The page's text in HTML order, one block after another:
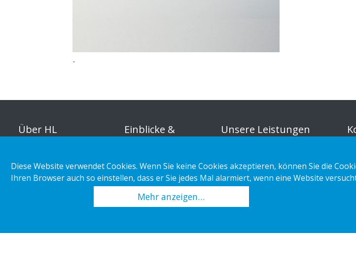
-
Über HL
Unternehmerische
Verantwortung
Einblicke &
Marktabteilung
Kundenbeispiele
Einzelhandelstrends
Unsere Leistungen
Kreislaufangebot
Maßgeschneidert
Diese Website verwendet Cookies. Wenn Sie keine Cookies akzeptieren, können Sie die
Ihren Browser auch so einstellen, dass er Sie jedes Mal alarmiert, wenn eine Website
Mehr anzeigen…